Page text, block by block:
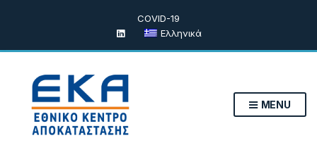
COVID-19
Ελληνικά
MENU